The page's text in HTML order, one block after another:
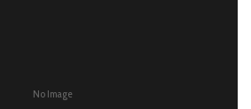
No Image